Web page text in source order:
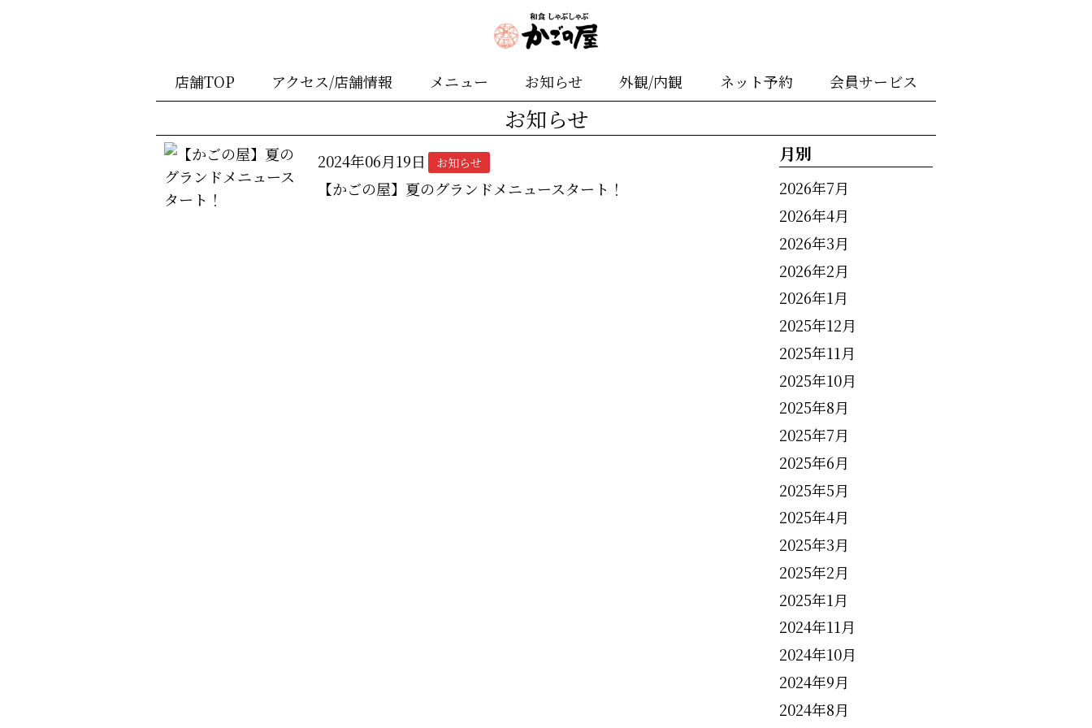
店舗TOP アクセス/店舗情報 メニュー お知らせ 外観/内観 ネット予約 会員サービス
お知らせ
2024年06月19日 お知らせ
【かごの屋】夏のグランドメニュースタート！
月別
2026年7月
2026年4月
2026年3月
2026年2月
2026年1月
2025年12月
2025年11月
2025年10月
2025年8月
2025年7月
2025年6月
2025年5月
2025年4月
2025年3月
2025年2月
2025年1月
2024年11月
2024年10月
2024年9月
2024年8月